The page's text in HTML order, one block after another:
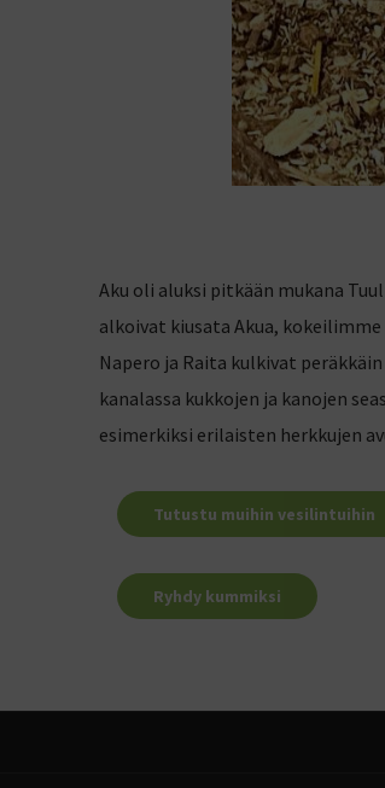
Aku oli aluksi pitkään mukana
alkoivat kiusata Akua,
Napero ja Raita kulkivat
kanalassa kukkojen ja kanojen
esimerkiksi erilaisten herkkujen
Tutustu muihin vesilintuihin
Ryhdy kummiksi